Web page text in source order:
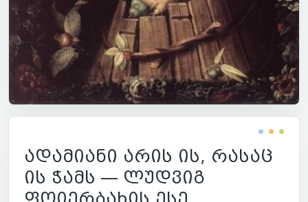
ადამიანი არის ის, რასაც
ის ჭამს — ლუდვიგ